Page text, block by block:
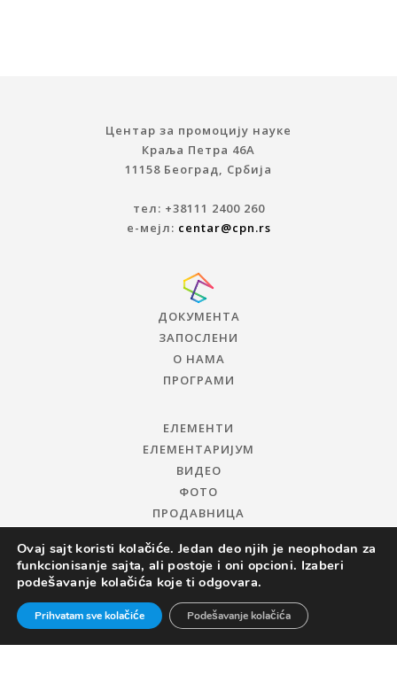
Центар за промоцију науке
Краља Петра 46A
11158 Београд, Србија
тел: +38111 2400 260
е-мејл: centar@cpn.rs
ДОКУМЕНТА
ЗАПОСЛЕНИ
О НАМА
ПРОГРАМИ
ЕЛЕМЕНТИ
ЕЛЕМЕНТАРИЈУМ
ВИДЕО
ФОТО
ПРОДАВНИЦА
© 2019 ЦЕНТАР ЗА ПРОМОЦИЈУ НАУКЕ
Ovaj sajt koristi kolačiće. Jedan deo njih je neophodan za
funkcionisanje sajta, ali postoje i oni opcioni. Izaberi
podešavanje kolačića koje ti odgovara.
Prihvatam sve kolačiće Podešavanje kolačića